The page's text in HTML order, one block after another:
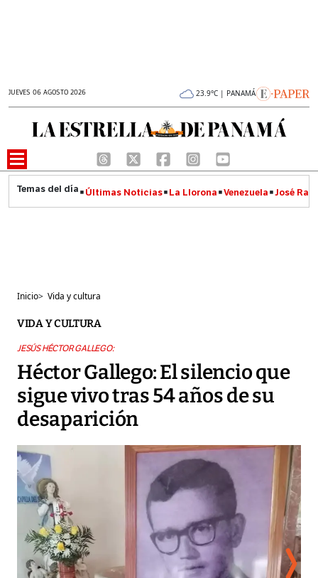
JUEVES 06 AGOSTO 2026 23.9°C | PANAMÁ
Últimas Noticias La Llorona Venezuela José
Inicio> Vida y cultura
VIDA Y CULTURA
JESÚS HÉCTOR GALLEGO:
Héctor Gallego: El silencio que
sigue vivo tras 54 años de su
desaparición